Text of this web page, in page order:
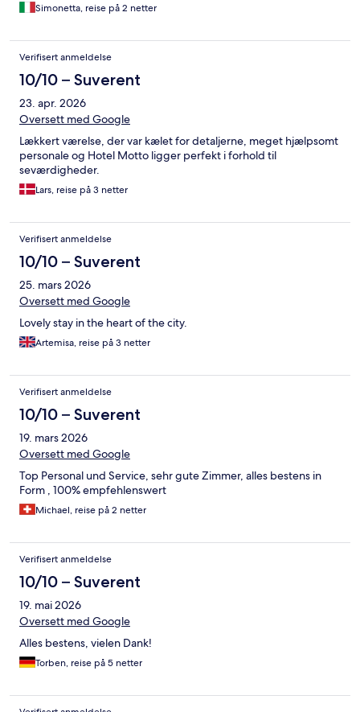
Simonetta, reise på 2 netter
Verifisert anmeldelse
10/10 – Suverent
23. apr. 2026
Oversett med Google
Lækkert værelse, der var kælet for detaljerne, meget hjælpsomt
personale og Hotel Motto ligger perfekt i forhold til
seværdigheder.
Lars, reise på 3 netter
Verifisert anmeldelse
10/10 – Suverent
25. mars 2026
Oversett med Google
Lovely stay in the heart of the city.
Artemisa, reise på 3 netter
Verifisert anmeldelse
10/10 – Suverent
19. mars 2026
Oversett med Google
Top Personal und Service, sehr gute Zimmer, alles bestens in
Form , 100% empfehlenswert
Michael, reise på 2 netter
Verifisert anmeldelse
10/10 – Suverent
19. mai 2026
Oversett med Google
Alles bestens, vielen Dank!
Torben, reise på 5 netter